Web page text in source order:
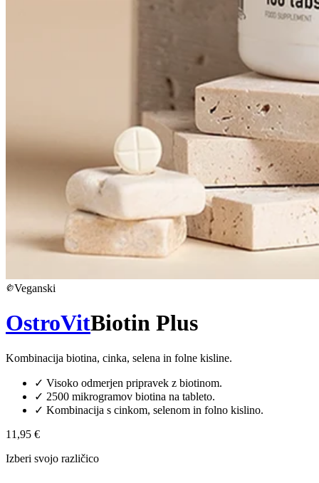
Veganski
OstroVitBiotin Plus
Kombinacija biotina, cinka, selena in folne kisline.
✓ Visoko odmerjen pripravek z biotinom.
✓ 2500 mikrogramov biotina na tableto.
✓ Kombinacija s cinkom, selenom in folno kislino.
11,95 €
Izberi svojo različico